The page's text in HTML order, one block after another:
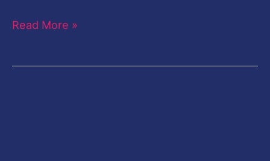
Read More »